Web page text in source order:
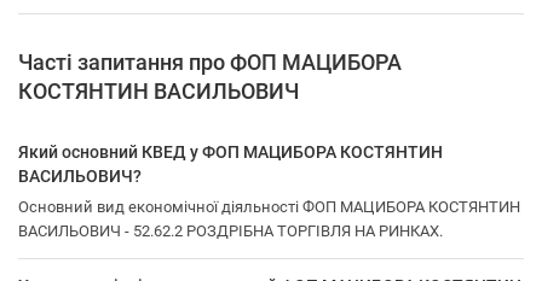
Часті запитання про ФОП МАЦИБОРА
КОСТЯНТИН ВАСИЛЬОВИЧ
Який основний КВЕД у ФОП МАЦИБОРА КОСТЯНТИН
ВАСИЛЬОВИЧ?
Основний вид економічної діяльності ФОП МАЦИБОРА КОСТЯНТИН
ВАСИЛЬОВИЧ - 52.62.2 РОЗДРІБНА ТОРГІВЛЯ НА РИНКАХ.